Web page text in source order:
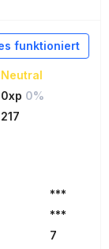
funktioniert
Neutral
0xp 0%
217
***
***
7